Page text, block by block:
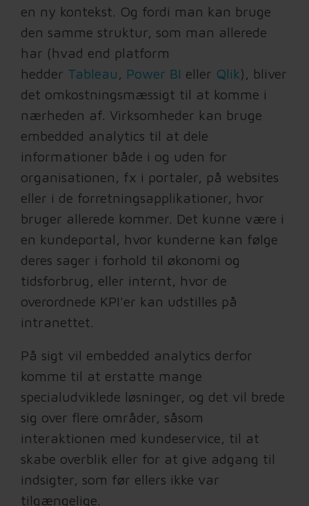
en ny kontekst. Og fordi man kan bruge
den samme struktur, som man allerede
har (hvad end platform
hedder Tableau , Power BI eller Qlik), bliver
det omkostningsmæssigt til at komme i
nærheden af. Virksomheder kan bruge
embedded analytics til at dele
informationer både i og uden for
organisationen, fx i portaler, på websites
eller i de forretningsapplikationer, hvor
bruger allerede kommer. Det kunne være i
en kundeportal, hvor kunderne kan følge
deres sager i forhold til økonomi og
tidsforbrug, eller internt, hvor de
overordnede KPI'er kan udstilles på
intranettet.
På sigt vil embedded analytics derfor
komme til at erstatte mange
specialudviklede løsninger, og det vil brede
sig over flere områder, såsom
interaktionen med kundeservice, til at
skabe overblik eller for at give adgang til
indsigter, som før ellers ikke var
tilgængelige.